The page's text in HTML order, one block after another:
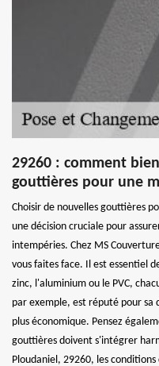
29260 : comment
gouttières pour une
Choisir de nouvelles gouttières
une décision cruciale pour
intempéries. Chez MS
vous faites face. Il est essentiel
zinc, l'aluminium ou le PVC,
par exemple, est réputé pour sa
plus économique. Pensez
gouttières doivent s'intégrer
Ploudaniel, 29260, les